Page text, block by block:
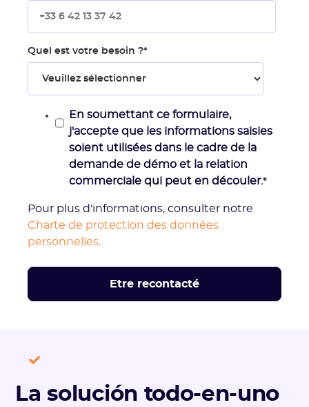
La solución todo-en-uno
Quel est votre besoin ?*
En soumettant ce formulaire,
j'accepte que les informations saisies
soient utilisées dans le cadre de la
demande de démo et la relation
commerciale qui peut en découler.*
Pour plus d'informations, consulter notre
Charte de protection des données
personnelles